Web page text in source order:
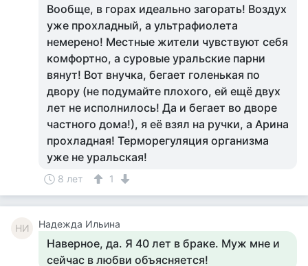
Вообще, в горах идеально загорать! Воздух
уже прохладный, а ультрафиолета
немерено! Местные жители чувствуют себя
комфортно, а суровые уральские парни
вянут! Вот внучка, бегает голенькая по
двору (не подумайте плохого, ей ещё двух
лет не исполнилось! Да и бегает во дворе
частного дома!), я её взял на ручки, а Арина
прохладная! Терморегуляция организма
уже не уральская!
8 лет 1
НИ Надежда Ильина
Наверное, да. Я 40 лет в браке. Муж мне и
сейчас в любви объясняется!